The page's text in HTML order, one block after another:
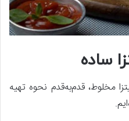
ساده
مخلوط، قدم‌به‌قدم نحوه تهیه